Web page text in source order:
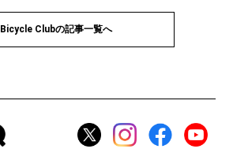
Bicycle Clubの記事一覧へ